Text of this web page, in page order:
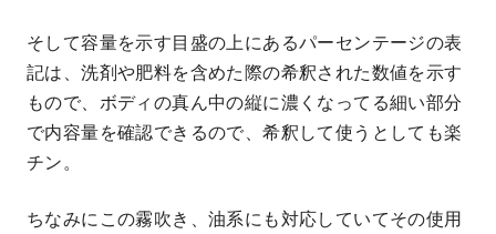
そして容量を示す目盛の上にあるパーセンテージの表
記は、洗剤や肥料を含めた際の希釈された数値を示す
もので、ボディの真ん中の縦に濃くなってる細い部分
で内容量を確認できるので、希釈して使うとしても楽
チン。
ちなみにこの霧吹き、油系にも対応していてその使用